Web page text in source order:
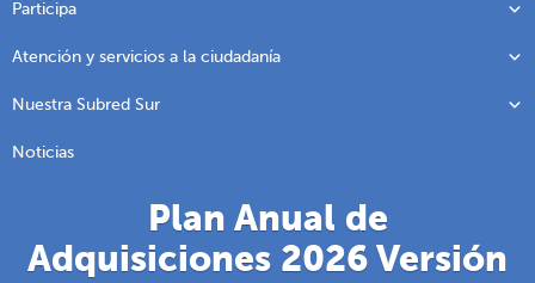
Participa
Atención y servicios a la ciudadanía
Nuestra Subred Sur
Noticias
Plan Anual de
Adquisiciones 2026 Versión